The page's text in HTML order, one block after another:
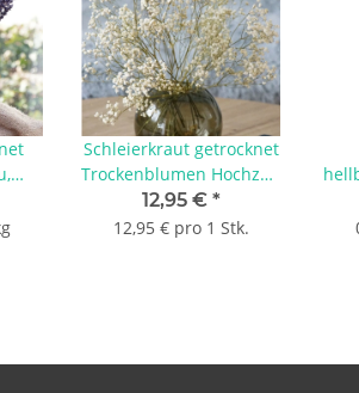
1
g
Schleierkraut getrocknet
Trockenblumen Hochzeit
creme weiß 1 Bund, L ca.
60 - 70 cm
12,95 € *
12,95 € pro 1 Stk.